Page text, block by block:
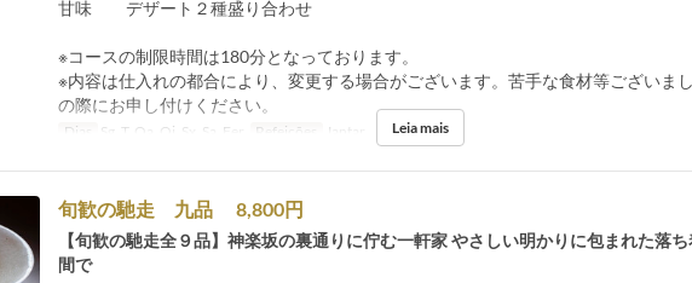
甘味 デザート２種盛り合わせ
※コースの制限時間は180分となっております。
※内容は仕入れの都合により、変更する場合がございます。苦手な食材等ございま
の際にお申し付けください。
Dias Sg, T, Qa, Qi, Sx, Sa, Fer Refeições Jantar Leia mais
旬歓の馳走 九品 8,800円
【旬歓の馳走全９品】神楽坂の裏通りに佇む一軒家 やさしい明かりに包まれた落
間で